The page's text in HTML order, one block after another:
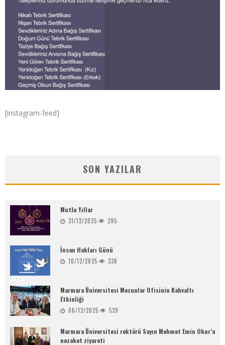
[instagram-feed]
SON YAZILAR
Mutlu Yıllar
31/12/2025 295
İnsan Hakları Günü
10/12/2025 338
Marmara Üniversitesi Mezunlar Ofisinin Kahvaltı
Etkinliği
06/12/2025 539
Marmara Üniversitesi rektörü Sayın Mehmet Emin Okur’a
nezaket ziyareti